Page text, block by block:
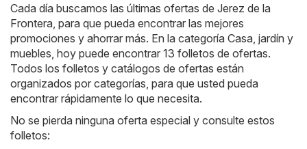
Cada día buscamos las últimas ofertas de Jerez de la
Frontera, para que pueda encontrar las mejores
promociones y ahorrar más. En la categoría Casa, jardín y
muebles, hoy puede encontrar 13 folletos de ofertas.
Todos los folletos y catálogos de ofertas están
organizados por categorías, para que usted pueda
encontrar rápidamente lo que necesita.
No se pierda ninguna oferta especial y consulte estos
folletos: